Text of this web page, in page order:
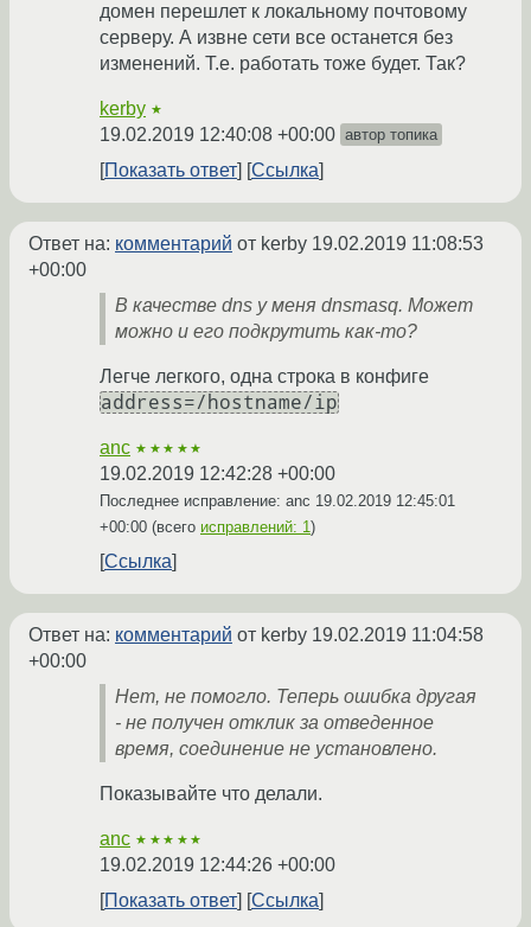
домен перешлет к локальному почтовому
серверу. А извне сети все останется без
изменений. Т.е. работать тоже будет. Так?
kerby ★
19.02.2019 12:40:08 +00:00 автор топика
Показать ответ Ссылка
Ответ на: комментарий от kerby 19.02.2019 11:08:53
+00:00
В качестве dns у меня dnsmasq. Может
можно и его подкрутить как-то?
Легче легкого, одна строка в конфиге
address=/hostname/ip
anc ★★★★★
19.02.2019 12:42:28 +00:00
Последнее исправление: anc 19.02.2019 12:45:01
+00:00 (всего исправлений: 1)
Ссылка
Ответ на: комментарий от kerby 19.02.2019 11:04:58
+00:00
Нет, не помогло. Теперь ошибка другая
- не получен отклик за отведенное
время, соединение не установлено.
Показывайте что делали.
anc ★★★★★
19.02.2019 12:44:26 +00:00
Показать ответ
Ссылка